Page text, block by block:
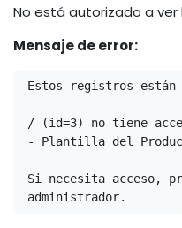
No está autorizado a
Mensaje de error:
Estos registros
/ (id=3) no tiene
- Plantilla del
Si necesita acceso,
administrador.